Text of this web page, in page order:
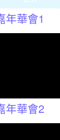
年華會1
年華會2